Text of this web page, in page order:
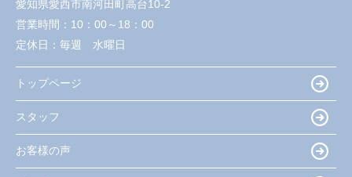
愛知県愛西市南河田町高台10-2
営業時間： 10：00～18：00
定休日： 毎週 水曜日
トップページ
スタッフ
お客様の声